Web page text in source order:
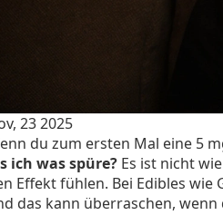
23 2025
du zum ersten Mal eine 5
ich was spüre? Es ist nicht
Effekt fühlen. Bei Edibles
das kann überraschen,